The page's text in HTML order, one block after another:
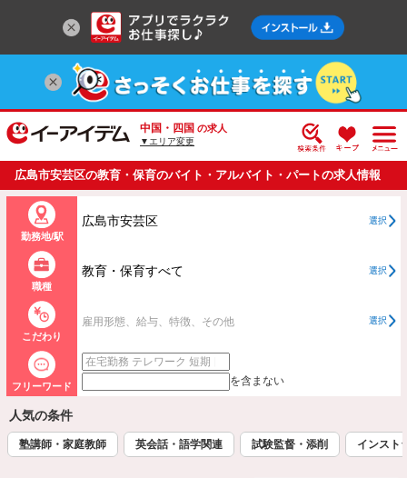
中国・四国 の求人
▼エリア変更
広島市安芸区の教育・保育のバイト・アルバイト・パートの求人情報
一覧
勤務地/駅
広島市安芸区 選択
職種
教育・保育すべて 選択
こだわり
雇用形態、給与、特徴、その他 選択
フリーワード を含まない
人気の条件
塾講師・家庭教師 英会話・語学関連 試験監督・添削 インスト